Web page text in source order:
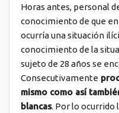
Horas antes, personal
conocimiento de que
ocurría una situación
conocimiento de la
sujeto de 28 años se
Consecutivamente
mismo como así
blancas. Por lo ocurrido